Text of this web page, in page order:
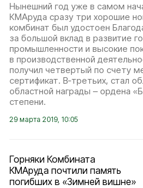
Нынешний год уже в самом
КМАруда сразу три хорошие
комбинат был удостоен
за большой вклад в развитие
промышленности и высокие
в производственной
получил четвертый по счету
сертификат. В‑третьих, стал
областной награды – ордена
степени.
29 марта 2019, 10:05
Горняки Комбината
КМАруда почтили память
погибших в «Зимней вишне»